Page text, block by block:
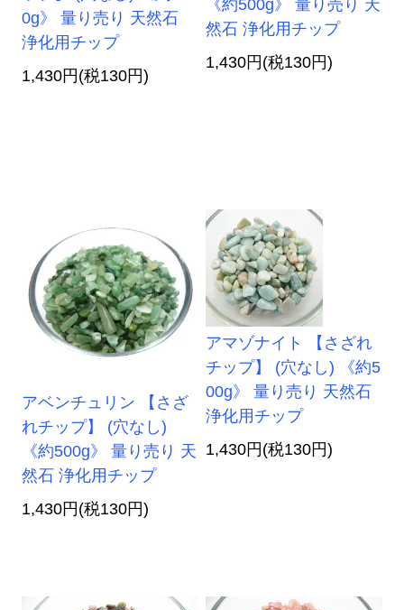
0g》 量り売り 天然石
浄化用チップ
1,430円(税130円)
《約500g》 量り売り 天
然石 浄化用チップ
1,430円(税130円)
アベンチュリン 【さざ
れチップ】 (穴なし)
《約500g》 量り売り 天
然石 浄化用チップ
1,430円(税130円)
アマゾナイト 【さざれ
チップ】 (穴なし) 《約5
00g》 量り売り 天然石
浄化用チップ
1,430円(税130円)